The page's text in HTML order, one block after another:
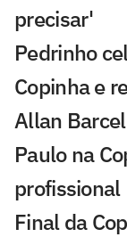
precisar'
Pedrinho
Copinha e
Allan
Paulo na
profissional
Final da